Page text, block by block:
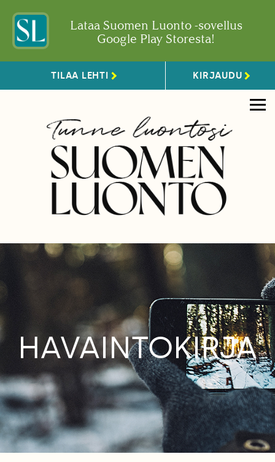
Lataa Suomen Luonto -sovellus
Google Play Storesta!
TILAA LEHTI KIRJAUDU
HAVAINTOKIRJA